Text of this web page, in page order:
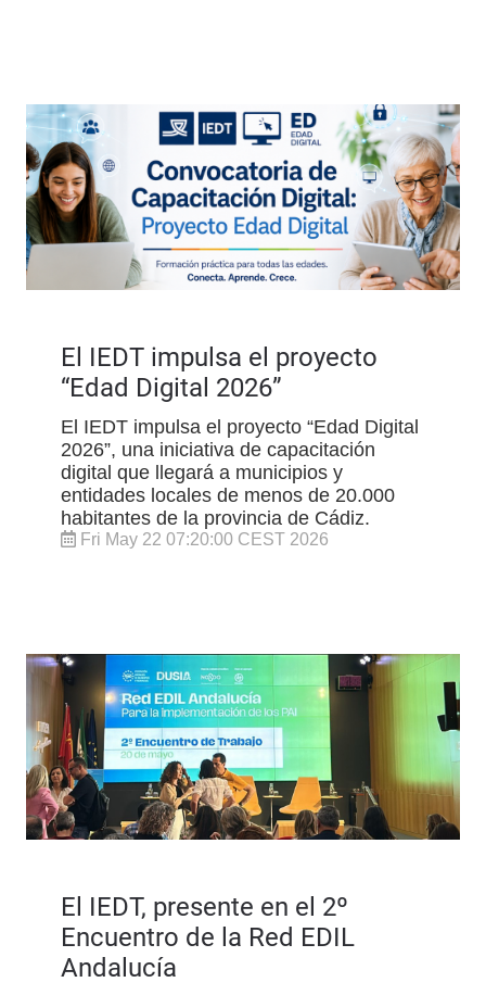
El IEDT impulsa el proyecto
“Edad Digital 2026”
El IEDT impulsa el proyecto “Edad Digital
2026”, una iniciativa de capacitación
digital que llegará a municipios y
entidades locales de menos de 20.000
habitantes de la provincia de Cádiz.
Fri May 22 07:20:00 CEST 2026
El IEDT, presente en el 2º
Encuentro de la Red EDIL
Andalucía